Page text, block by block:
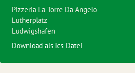
Pizzeria La Torre Da Angelo
Lutherplatz
Ludwigshafen
Download als ics-Datei